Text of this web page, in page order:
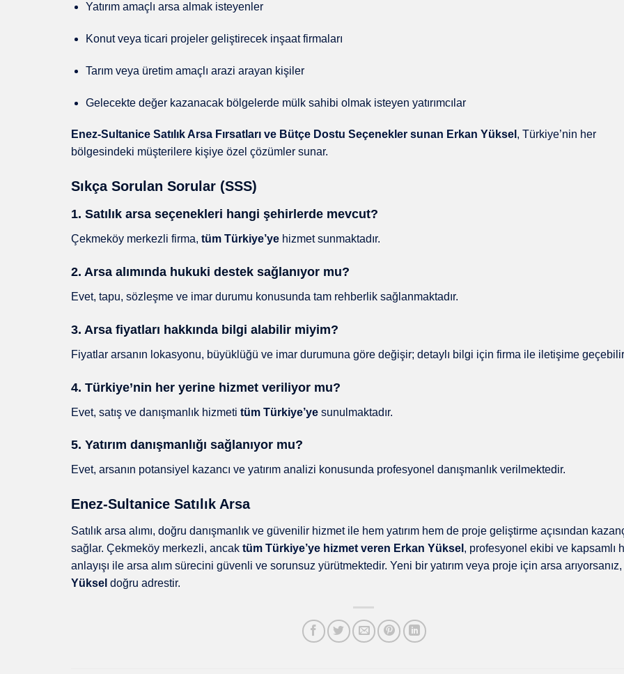
Yatırım amaçlı arsa almak isteyenler
Konut veya ticari projeler geliştirecek inşaat firmaları
Tarım veya üretim amaçlı arazi arayan kişiler
Gelecekte değer kazanacak bölgelerde mülk sahibi olmak isteyen yatırımcılar
Enez-Sultanice Satılık Arsa Fırsatları ve Bütçe Dostu Seçenekler sunan Erkan Yüksel , Türkiye’nin her
bölgesindeki müşterilere kişiye özel çözümler sunar.
Sıkça Sorulan Sorular (SSS)
1. Satılık arsa seçenekleri hangi şehirlerde mevcut?
Çekmeköy merkezli firma, tüm Türkiye’ye hizmet sunmaktadır.
2. Arsa alımında hukuki destek sağlanıyor mu?
Evet, tapu, sözleşme ve imar durumu konusunda tam rehberlik sağlanmaktadır.
3. Arsa fiyatları hakkında bilgi alabilir miyim?
Fiyatlar arsanın lokasyonu, büyüklüğü ve imar durumuna göre değişir; detaylı bilgi için firma ile iletişime
4. Türkiye’nin her yerine hizmet veriliyor mu?
Evet, satış ve danışmanlık hizmeti tüm Türkiye’ye sunulmaktadır.
5. Yatırım danışmanlığı sağlanıyor mu?
Evet, arsanın potansiyel kazancı ve yatırım analizi konusunda profesyonel danışmanlık verilmektedir.
Enez-Sultanice Satılık Arsa
Satılık arsa alımı, doğru danışmanlık ve güvenilir hizmet ile hem yatırım hem de proje geliştirme açısından
sağlar. Çekmeköy merkezli, ancak tüm Türkiye’ye hizmet veren Erkan Yüksel , profesyonel ekibi ve kapsamlı
anlayışı ile arsa alım sürecini güvenli ve sorunsuz yürütmektedir. Yeni bir yatırım veya proje için arsa arıyorsanız,
Yüksel doğru adrestir.